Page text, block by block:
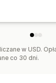
w USD.
co 30 dni.